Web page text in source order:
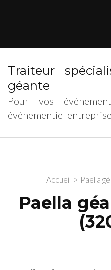
Traiteur
géante
Pour vos
évènementiel
Accueil > Paella
Paella